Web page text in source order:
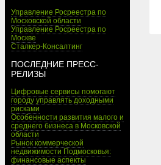
Управление Росреестра по
Московской области
Управление Росреестра по
Москве
Сталкер-Консалтинг
ПОСЛЕДНИЕ ПРЕСС-
РЕЛИЗЫ
Цифровые сервисы помогают
городу управлять доходными
рисками
Особенности развития малого и
среднего бизнеса в Московской
области
Рынок коммерческой
недвижимости Подмосковья:
финансовые аспекты